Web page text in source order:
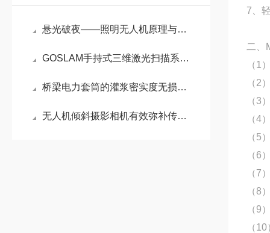
悬光破夜——照明无人机原理与选型指南
GOSLAM手持式三维激光扫描系统在古建筑方 面的应用
桥梁电力套筒的灌浆密实度无损检测方案
无人机倾斜摄影相机有效弥补传统摄影的局限性
7、
二、
（1
（2
（3
（4
（5
（6
（7
（8
（9
（